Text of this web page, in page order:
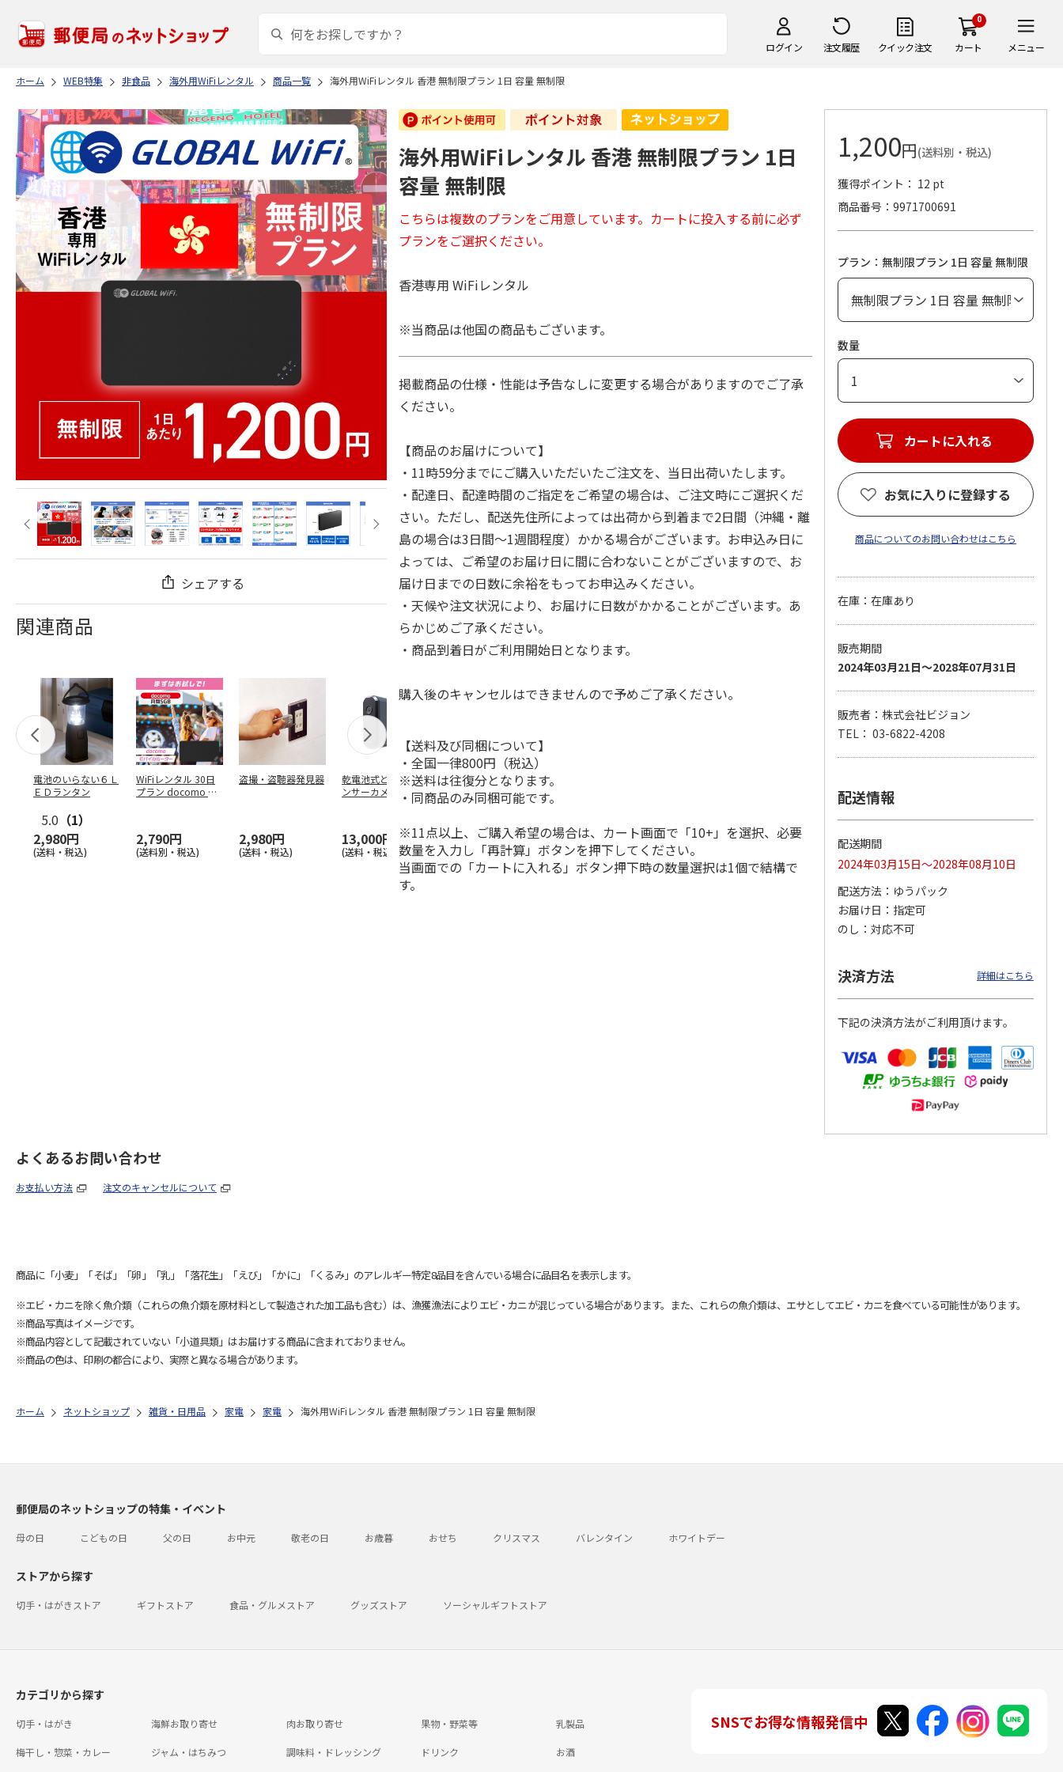
ログイン 注文履歴 クイック注文
0
カート メニュー
ホーム WEB特集 非食品 海外用WiFiレンタル 商品一覧 海外用WiFiレンタル 香港 無制限プラン 1日 容量 無制限
シェアする
関連商品
電池のいらない６Ｌ
ＥＤランタン
5.0 （1）
2,980円
(送料・税込)
WiFiレンタル 30日
プラン docomo 月
2,790円
(送料別・税込)
盗撮・盗聴器発見器
2,980円
(送料・税込)
乾電池式どこでもセ
ンサーカメラ
13,000円
(送料・税込)
WiFiレンタル 3日プ
ラン 4キャリア 完全
無制限 So…
2,100円
(送料別・税込)
WiFiレンタル 30日
プラン docomo 月
間30GB
3,990円
(送料別・税込)
2,070円
(送料別・税込)
6,180円
充電器 ７Ｗ
7,500円
(送料・税込)
海外用WiFiレンタル 香港 無制限プラン 1日
容量 無制限
こちらは複数のプランをご用意しています。カートに投入する前に必ず
プランをご選択ください。
香港専用 WiFiレンタル
※当商品は他国の商品もございます。
掲載商品の仕様・性能は予告なしに変更する場合がありますのでご了承
ください。
【商品のお届けについて】
・11時59分までにご購入いただいたご注文を、当日出荷いたします。
・配達日、配達時間のご指定をご希望の場合は、ご注文時にご選択くだ
さい。ただし、配送先住所によっては出荷から到着まで2日間（沖縄・離
島の場合は3日間～1週間程度）かかる場合がございます。お申込み日に
よっては、ご希望のお届け日に間に合わないことがございますので、お
届け日までの日数に余裕をもってお申込みください。
・天候や注文状況により、お届けに日数がかかることがございます。あ
らかじめご了承ください。
・商品到着日がご利用開始日となります。
購入後のキャンセルはできませんので予めご了承ください。
【送料及び同梱について】
・全国一律800円（税込）
※送料は往復分となります。
・同商品のみ同梱可能です。
※11点以上、ご購入希望の場合は、カート画面で「10+」を選択、必要
数量を入力し「再計算」ボタンを押下してください。
当画面での「カートに入れる」ボタン押下時の数量選択は1個で結構で
す。
1,200円(送料別・税込)
獲得ポイント： 12 pt
商品番号
9971700691
プラン：無制限プラン 1日 容量 無制限
数量
カートに入れる
お気に入りに登録する
商品についてのお問い合わせはこちら
在庫：在庫あり
販売期間
2024年03月21日～2028年07月31日
販売者：株式会社ビジョン
TEL： 03-6822-4208
配送情報
配送期間
2024年03月15日～2028年08月10日
配送方法
ゆうパック
お届け日
指定可
のし
対応不可
決済方法 詳細はこちら
下記の決済方法がご利用頂けます。
よくあるお問い合わせ
お支払い方法 注文のキャンセルについて
商品に「小麦」「そば」「卵」「乳」「落花生」「えび」「かに」「くるみ」のアレルギー特定8品目を含んでいる場合に品目名を表示します。
※エビ・カニを除く魚介類（これらの魚介類を原材料として製造された加工品も含む）は、漁獲漁法によりエビ・カニが混じっている場合があります。また、これらの魚介類は、エサとしてエビ・カニを食べている可能性があります。
※商品写真はイメージです。
※商品内容として記載されていない「小道具類」はお届けする商品に含まれておりません。
※商品の色は、印刷の都合により、実際と異なる場合があります。
ホーム ネットショップ 雑貨・日用品 家電 家電 海外用WiFiレンタル 香港 無制限プラン 1日 容量 無制限
郵便局のネットショップの特集・イベント
母の日 こどもの日 父の日 お中元 敬老の日 お歳暮 おせち クリスマス バレンタイン ホワイトデー
ストアから探す
切手・はがきストア ギフトストア 食品・グルメストア グッズストア ソーシャルギフトストア
カテゴリから探す
切手・はがき 海鮮お取り寄せ 肉お取り寄せ 果物・野菜等 乳製品
梅干し・惣菜・カレー ジャム・はちみつ 調味料・ドレッシング ドリンク お酒
SNSでお得な情報発信中